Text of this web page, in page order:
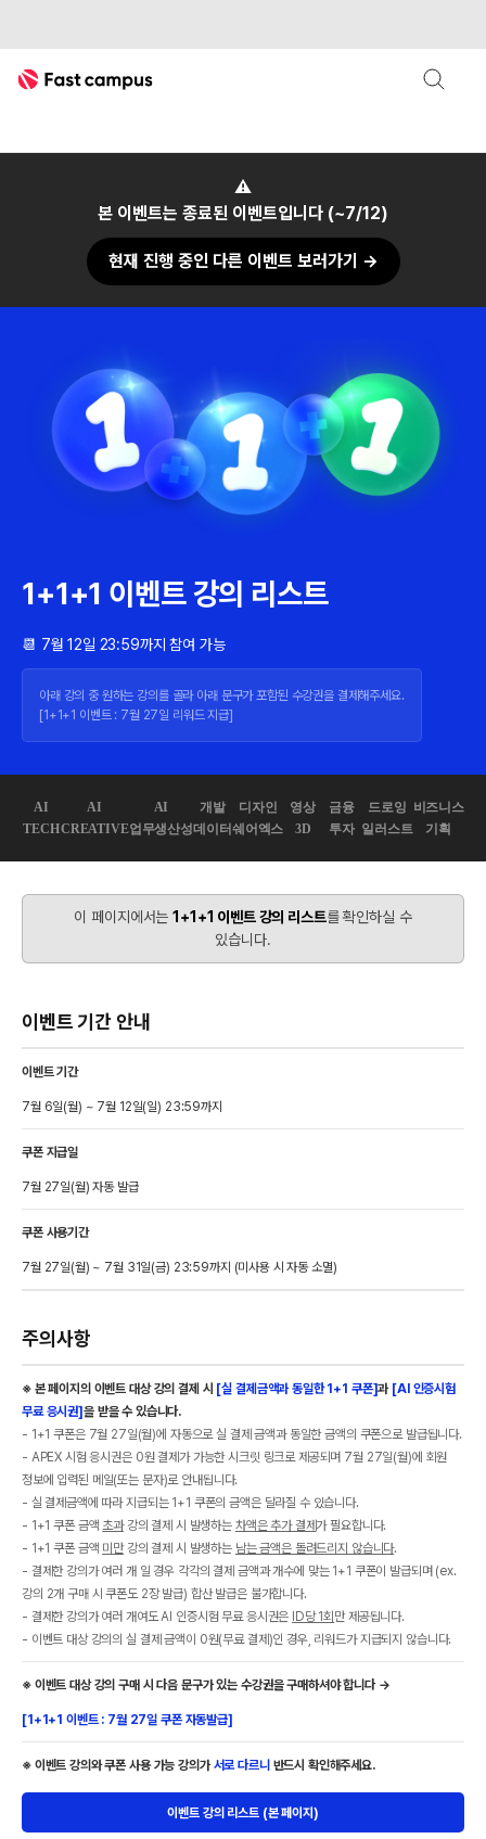
Fast Campus
⚠
본 이벤트는 종료된 이벤트입니다 (~7/12)
현재 진행 중인 다른 이벤트 보러가기 →
1+1+1 이벤트 강의 리스트
📆 7월 12일 23:59까지 참여 가능
아래 강의 중 원하는 강의를 골라 아래 문구가 포함된 수강권을 결제해주세요.
[1+1+1 이벤트 : 7월 27일 리워드 지급]
AI
TECH
AI
CREATIVE
AI
업무생산성
개발
데이터
디자인
쉐어엑스
영상
3D
금융
투자
드로잉
일러스트
비즈니스
기획
이 페이지에서는1+1+1 이벤트 강의 리스트를 확인하실 수
있습니다.
이벤트 기간 안내
이벤트 기간
7월 6일(월) ~ 7월 12일(일) 23:59까지
쿠폰 지급일
7월 27일(월) 자동 발급
쿠폰 사용기간
7월 27일(월) ~ 7월 31일(금) 23:59까지 (미사용 시 자동 소멸)
주의사항
※ 본 페이지의 이벤트 대상 강의 결제 시 [실 결제금액과 동일한 1+1 쿠폰]과 [AI 인증시험
무료 응시권]을 받을 수 있습니다.
- 1+1 쿠폰은 7월 27일(월)에 자동으로 실 결제 금액과 동일한 금액의 쿠폰으로 발급됩니다.
- APEX 시험 응시권은 0원 결제가 가능한 시크릿 링크로 제공되며 7월 27일(월)에 회원
정보에 입력된 메일(또는 문자)로 안내됩니다.
- 실 결제금액에 따라 지급되는 1+1 쿠폰의 금액은 달라질 수 있습니다.
- 1+1 쿠폰 금액 초과강의 결제 시 발생하는 차액은 추가 결제가 필요합니다.
- 1+1 쿠폰 금액 미만강의 결제 시 발생하는 남는 금액은 돌려드리지 않습니다.
- 결제한 강의가 여러 개 일 경우 각각의 결제 금액과 개수에 맞는 1+1 쿠폰이 발급되며 (ex.
강의 2개 구매 시 쿠폰도 2장 발급) 합산 발급은 불가합니다.
- 결제한 강의가 여러 개여도 AI 인증시험 무료 응시권은 ID당 1회만 제공됩니다.
- 이벤트 대상 강의의 실 결제 금액이 0원(무료 결제)인 경우, 리워드가 지급되지 않습니다.
※ 이벤트 대상 강의 구매 시 다음 문구가 있는 수강권을 구매하셔야 합니다 →
[1+1+1 이벤트 : 7월 27일 쿠폰 자동발급]
※ 이벤트 강의와 쿠폰 사용 가능 강의가서로 다르니 반드시 확인해주세요.
이벤트 강의 리스트 (본 페이지)